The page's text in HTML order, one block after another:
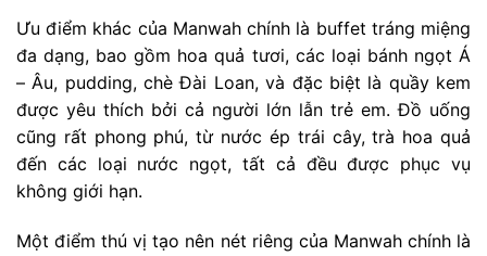
Ưu điểm khác của Manwah chính là buffet tráng miệng
đa dạng, bao gồm hoa quả tươi, các loại bánh ngọt Á
– Âu, pudding, chè Đài Loan, và đặc biệt là quầy kem
được yêu thích bởi cả người lớn lẫn trẻ em. Đồ uống
cũng rất phong phú, từ nước ép trái cây, trà hoa quả
đến các loại nước ngọt, tất cả đều được phục vụ
không giới hạn.
Một điểm thú vị tạo nên nét riêng của Manwah chính là